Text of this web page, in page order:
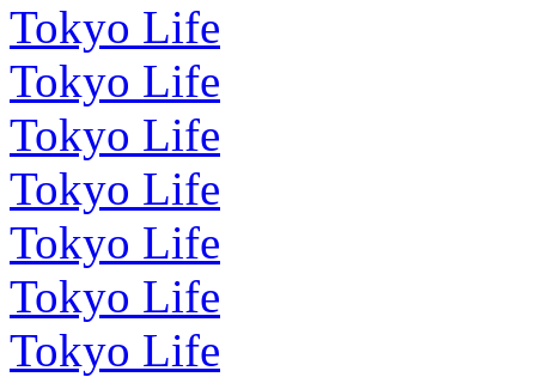
Tokyo Life
Tokyo Life
Tokyo Life
Tokyo Life
Tokyo Life
Tokyo Life
Tokyo Life